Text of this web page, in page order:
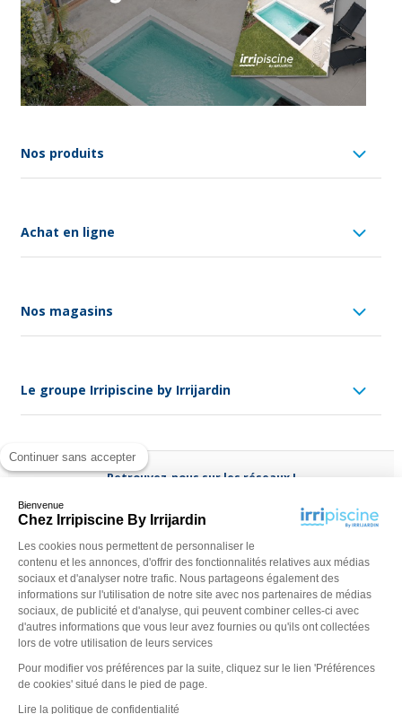
Continuer sans accepter
Bienvenue
Chez Irripiscine By Irrijardin
Les cookies nous permettent de personnaliser le
contenu et les annonces, d'offrir des fonctionnalités relatives aux médias
sociaux et d'analyser notre trafic. Nous partageons également des
informations sur l'utilisation de notre site avec nos partenaires de médias
sociaux, de publicité et d'analyse, qui peuvent combiner celles-ci avec
d'autres informations que vous leur avez fournies ou qu'ils ont collectées
lors de votre utilisation de leurs services
Pour modifier vos préférences par la suite, cliquez sur le lien 'Préférences
de cookies' situé dans le pied de page.
Lire la politique de confidentialité
Nos produits
Achat en ligne
Nos magasins
Le groupe Irripiscine by Irrijardin
Retrouvez-nous sur les réseaux !
Besoin d'aide ?
0970 818 918 (appel non surtaxé)
Du lundi au vendredi de9 h - 13 hà14 h - 18 h ou contactez-
nous vianotre formulaire